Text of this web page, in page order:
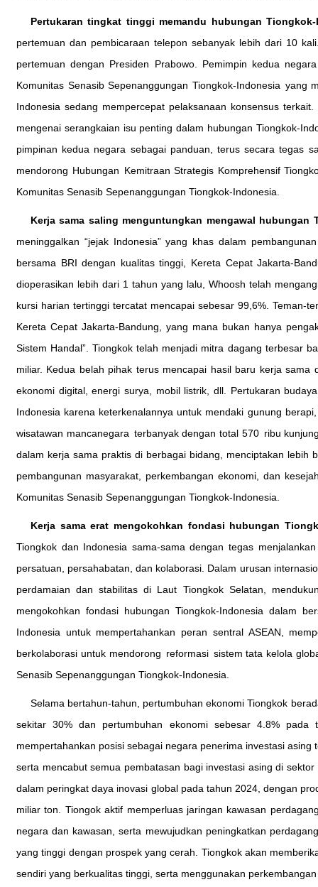
Pertukaran tingkat tinggi memandu hubungan Tiongkok-
pertemuan dan pembicaraan telepon sebanyak lebih dari 10
pertemuan dengan Presiden Prabowo. Pemimpin kedua
Komunitas Senasib Sepenanggungan Tiongkok-Indonesia
Indonesia sedang mempercepat pelaksanaan konsensus
mengenai serangkaian isu penting dalam hubungan Tiongkok-
pimpinan kedua negara sebagai panduan, terus secara tegas
mendorong Hubungan Kemitraan Strategis Komprehensif
Komunitas Senasib Sepenanggungan Tiongkok-Indonesia.
Kerja sama saling menguntungkan mengawal hubungan
meninggalkan “jejak Indonesia” yang khas dalam
bersama BRI dengan kualitas tinggi, Kereta Cepat Jakarta-
dioperasikan lebih dari 1 tahun yang lalu, Whoosh telah
kursi harian tertinggi tercatat mencapai sebesar 99,6%. Teman-
Kereta Cepat Jakarta-Bandung, yang mana bukan hanya
Sistem Handal”. Tiongkok telah menjadi mitra dagang terbesar
miliar. Kedua belah pihak terus mencapai hasil baru kerja
ekonomi digital, energi surya, mobil listrik, dll. Pertukaran
Indonesia karena keterkenalannya untuk mendaki gunung
wisatawan mancanegara terbanyak dengan total 570 ribu
dalam kerja sama praktis di berbagai bidang, menciptakan lebih
pembangunan masyarakat, perkembangan ekonomi, dan
Komunitas Senasib Sepenanggungan Tiongkok-Indonesia.
Kerja sama erat mengokohkan fondasi hubungan
Tiongkok dan Indonesia sama-sama dengan tegas
persatuan, persahabatan, dan kolaborasi. Dalam urusan
perdamaian dan stabilitas di Laut Tiongkok Selatan,
mengokohkan fondasi hubungan Tiongkok-Indonesia dalam
Indonesia untuk mempertahankan peran sentral ASEAN,
berkolaborasi untuk mendorong reformasi sistem tata kelola
Senasib Sepenanggungan Tiongkok-Indonesia.
Selama bertahun-tahun, pertumbuhan ekonomi Tiongkok
sekitar 30% dan pertumbuhan ekonomi sebesar 4.8%
mempertahankan posisi sebagai negara penerima investasi
serta mencabut semua pembatasan bagi investasi asing di
dalam peringkat daya inovasi global pada tahun 2024, dengan
miliar ton. Tiongok aktif memperluas jaringan kawasan
negara dan kawasan, serta mewujudkan peningkatkan
yang tinggi dengan prospek yang cerah. Tiongkok akan
sendiri yang berkualitas tinggi, serta menggunakan